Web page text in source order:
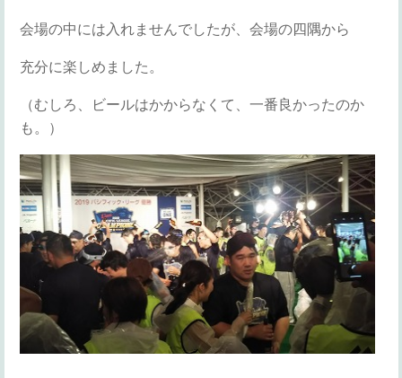
会場の中には入れませんでしたが、会場の四隅から
充分に楽しめました。
（むしろ、ビールはかからなくて、一番良かったのか
も。）